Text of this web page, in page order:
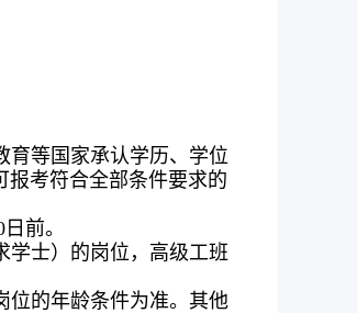
育等国家承认学历、学位
报考符合全部条件要求的
前。
学士）的岗位，高级工班
位的年龄条件为准。其他